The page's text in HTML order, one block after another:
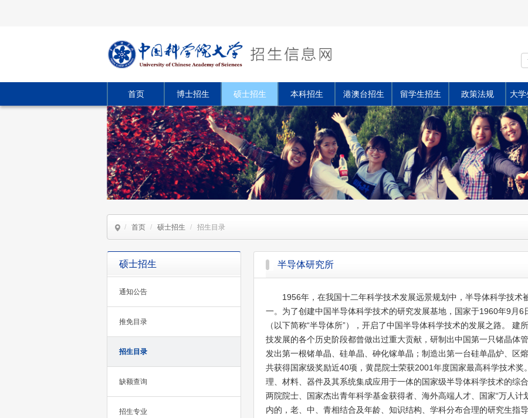
首页 博士招生 硕士招生 本科招生 港澳台招生 留学生招生 政策法规 大
/ 首页 / 硕士招生 / 招生目录
硕士招生
通知公告
推免目录
招生目录
缺额查询
招生专业
半导体研究所
1956年，在我国十二年科学技术发展远景规划中，半导体科学技术
一。为了创建中国半导体科学技术的研究发展基地，国家于1960年9月
（以下简称“半导体所”），开启了中国半导体科学技术的发展之路。
技发展的各个历史阶段都曾做出过重大贡献，研制出中国第一只锗晶体
发出第一根锗单晶、硅单晶、砷化镓单晶；制造出第一台硅单晶炉、区
共获得国家级奖励近40项，黄昆院士荣获2001年度国家最高科学技术奖
理、材料、器件及其系统集成应用于一体的国家级半导体科学技术的综
两院院士、国家杰出青年科学基金获得者、海外高端人才、国家“万人计
内的，老、中、青相结合及年龄、知识结构、学科分布合理的研究生指